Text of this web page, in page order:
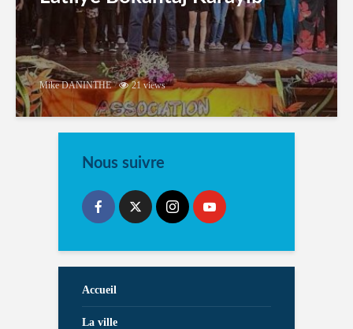
Mike DANINTHE 21 views
Nous suivre
Accueil
La ville